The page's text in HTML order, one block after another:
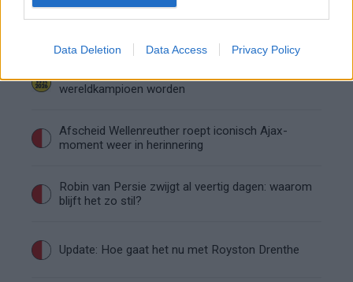
Data Deletion Data Access Privacy Policy
Conference League-ophef: Hamrun
wereldkampioen worden
Afscheid Wellenreuther roept iconisch Ajax-
moment weer in herinnering
Robin van Persie zwijgt al veertig dagen: waarom
blijft het zo stil?
Update: Hoe gaat het nu met Royston Drenthe